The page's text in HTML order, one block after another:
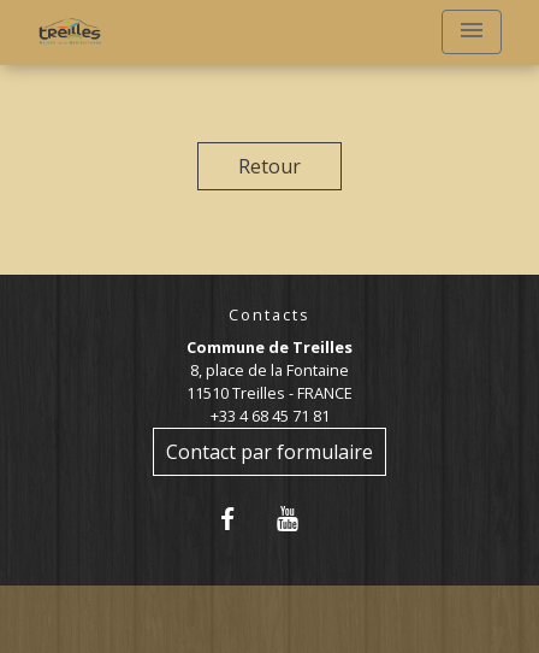
menu
Retour
Contacts
Commune de Treilles
8, place de la Fontaine
11510 Treilles - FRANCE
+33 4 68 45 71 81
Contact par formulaire